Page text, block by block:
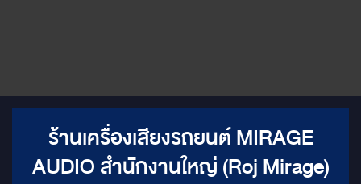
ร้านเครื่องเสียงรถยนต์ MIRAGE
AUDIO สำนักงานใหญ่ (Roj Mirage)